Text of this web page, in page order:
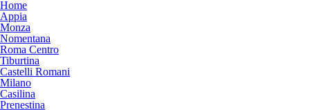
Home
Appia
Monza
Nomentana
Roma Centro
Tiburtina
Castelli Romani
Milano
Casilina
Prenestina